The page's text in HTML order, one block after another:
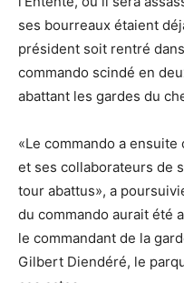
ses bourreaux étaient
président soit rentré
commando scindé en
abattant les gardes du
«Le commando a
et ses collaborateurs de
tour abattus», a
du commando aurait été
le commandant de la
Gilbert Diendéré, le